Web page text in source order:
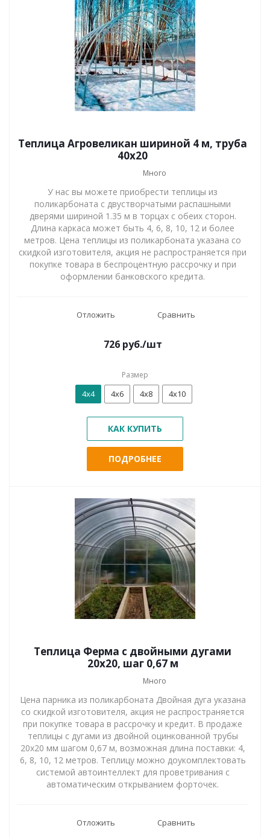
Теплица Агровеликан шириной 4 м, труба
40х20
Много
У нас вы можете приобрести теплицы из
поликарбоната с двустворчатыми распашными
дверями шириной 1.35 м в торцах с обеих сторон.
Длина каркаса может быть 4, 6, 8, 10, 12 и более
метров. Цена теплицы из поликарбоната указана со
скидкой изготовителя, акция не распространяется при
покупке товара в беспроцентную рассрочку и при
оформлении банковского кредита.
Отложить Сравнить
726 руб./шт
Размер
4x4 4x6 4x8 4x10
КАК КУПИТЬ
ПОДРОБНЕЕ
Теплица Ферма с двойными дугами
20х20, шаг 0,67 м
Много
Цена парника из поликарбоната Двойная дуга указана
со скидкой изготовителя, акция не распространяется
при покупке товара в рассрочку и кредит. В продаже
теплицы с дугами из двойной оцинкованной трубы
20х20 мм шагом 0,67 м, возможная длина поставки: 4,
6, 8, 10, 12 метров. Теплицу можно доукомплектовать
системой автоинтеллект для проветривания с
автоматическим открыванием форточек.
Отложить Сравнить